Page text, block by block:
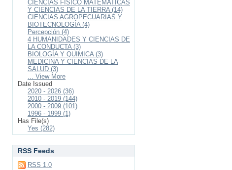
CIENCIAS FÍSICO MATEMATICAS
Y CIENCIAS DE LA TIERRA (14)
CIENCIAS AGROPECUARIAS Y
BIOTECNOLOGÍA (4)
Percepción (4)
4 HUMANIDADES Y CIENCIAS DE
LA CONDUCTA (3)
BIOLOGÍA Y QUIMICA (3)
MEDICINA Y CIENCIAS DE LA
SALUD (3)
... View More
Date Issued
2020 - 2026 (36)
2010 - 2019 (144)
2000 - 2009 (101)
1996 - 1999 (1)
Has File(s)
Yes (282)
RSS Feeds
RSS 1.0